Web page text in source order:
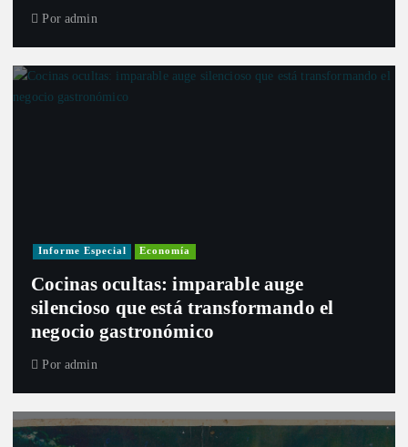
Por admin
Informe Especial Economía
Cocinas ocultas: imparable auge
silencioso que está transformando el
negocio gastronómico
Por admin